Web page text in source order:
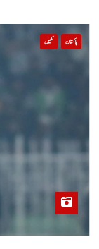
پاکستان کھیل